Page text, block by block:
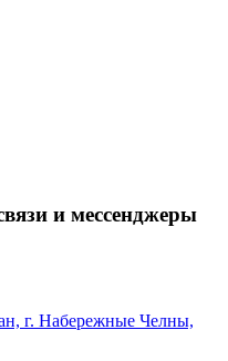
и мессенджеры
г. Набережные Челны,